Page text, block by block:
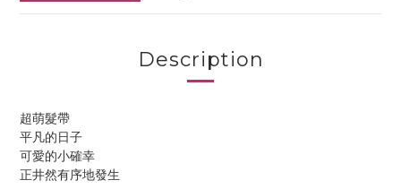
Description
超萌髮帶
平凡的日子
可愛的小確幸
正井然有序地發生